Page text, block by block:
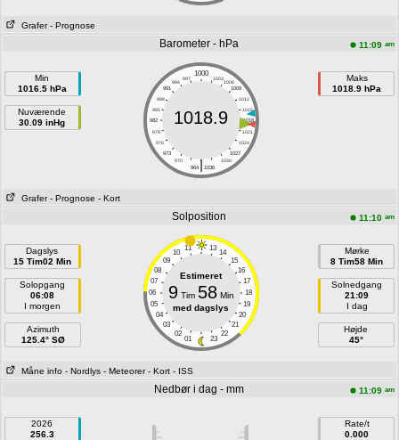
Grafer - Prognose
Barometer - hPa 11:09 am
Min
1016.5 hPa
Nuværende
30.09 inHg
1000
997 1003
994
1006
991
1009
988
1012
985
1015
982
1018
979
1021
976
1024
973
1027
970
1030
|
964 1036
1018.9
Maks
1018.9 hPa
Grafer - Prognose - Kort
Solposition 11:10 am
Dagslys
15 Tim02 Min
Solopgang
06:08
I morgen
Azimuth
125.4° SØ
11 13
10
14
09
15
08
16
07
17
06
18
05
19
04
20
03
21
02
22
01 23
Estimeret
9Tim 58Min
med dagslys
Mørke
8 Tim58 Min
Solnedgang
21:09
I dag
Højde
45°
Måne info - Nordlys - Meteorer - Kort - ISS
Nedbør i dag - mm 11:09 am
2026
256.3
Rate/t
0.000